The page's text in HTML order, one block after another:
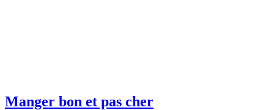
Manger bon et pas cher